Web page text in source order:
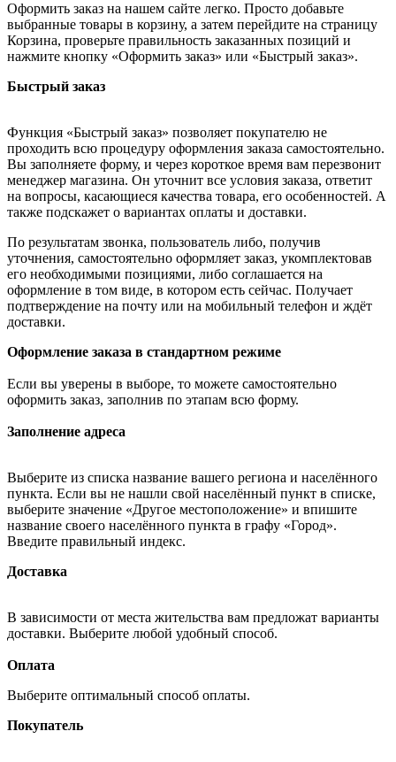
Оформить заказ на нашем сайте легко. Просто добавьте
выбранные товары в корзину, а затем перейдите на страницу
Корзина, проверьте правильность заказанных позиций и
нажмите кнопку «Оформить заказ» или «Быстрый заказ».
Быстрый заказ
Функция «Быстрый заказ» позволяет покупателю не
проходить всю процедуру оформления заказа самостоятельно.
Вы заполняете форму, и через короткое время вам перезвонит
менеджер магазина. Он уточнит все условия заказа, ответит
на вопросы, касающиеся качества товара, его особенностей. А
также подскажет о вариантах оплаты и доставки.
По результатам звонка, пользователь либо, получив
уточнения, самостоятельно оформляет заказ, укомплектовав
его необходимыми позициями, либо соглашается на
оформление в том виде, в котором есть сейчас. Получает
подтверждение на почту или на мобильный телефон и ждёт
доставки.
Оформление заказа в стандартном режиме
Если вы уверены в выборе, то можете самостоятельно
оформить заказ, заполнив по этапам всю форму.
Заполнение адреса
Выберите из списка название вашего региона и населённого
пункта. Если вы не нашли свой населённый пункт в списке,
выберите значение «Другое местоположение» и впишите
название своего населённого пункта в графу «Город».
Введите правильный индекс.
Доставка
В зависимости от места жительства вам предложат варианты
доставки. Выберите любой удобный способ.
Оплата
Выберите оптимальный способ оплаты.
Покупатель